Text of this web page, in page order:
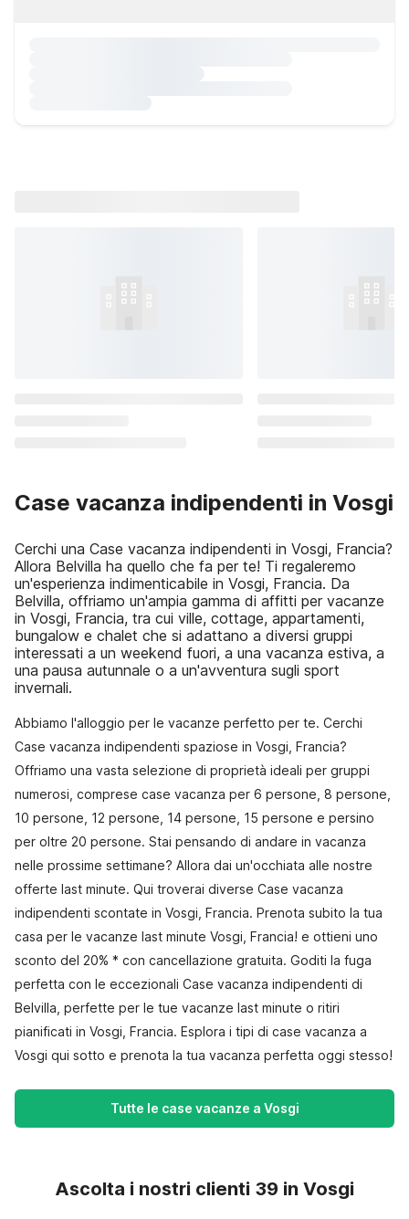
Case vacanza indipendenti in Vosgi
Cerchi una Case vacanza indipendenti in Vosgi, Francia?
Allora Belvilla ha quello che fa per te! Ti regaleremo
un'esperienza indimenticabile in Vosgi, Francia. Da
Belvilla, offriamo un'ampia gamma di affitti per vacanze
in Vosgi, Francia, tra cui ville, cottage, appartamenti,
bungalow e chalet che si adattano a diversi gruppi
interessati a un weekend fuori, a una vacanza estiva, a
una pausa autunnale o a un'avventura sugli sport
invernali.
Abbiamo l'alloggio per le vacanze perfetto per te. Cerchi
Case vacanza indipendenti spaziose in Vosgi, Francia?
Offriamo una vasta selezione di proprietà ideali per gruppi
numerosi, comprese case vacanza per 6 persone, 8 persone,
10 persone, 12 persone, 14 persone, 15 persone e persino
per oltre 20 persone. Stai pensando di andare in vacanza
nelle prossime settimane? Allora dai un'occhiata alle nostre
offerte last minute. Qui troverai diverse Case vacanza
indipendenti scontate in Vosgi, Francia. Prenota subito la tua
casa per le vacanze last minute Vosgi, Francia! e ottieni uno
sconto del 20% * con cancellazione gratuita. Goditi la fuga
perfetta con le eccezionali Case vacanza indipendenti di
Belvilla, perfette per le tue vacanze last minute o ritiri
pianificati in Vosgi, Francia. Esplora i tipi di case vacanza a
Vosgi qui sotto e prenota la tua vacanza perfetta oggi stesso!
Tutte le case vacanze a Vosgi
Ascolta i nostri clienti 39 in Vosgi